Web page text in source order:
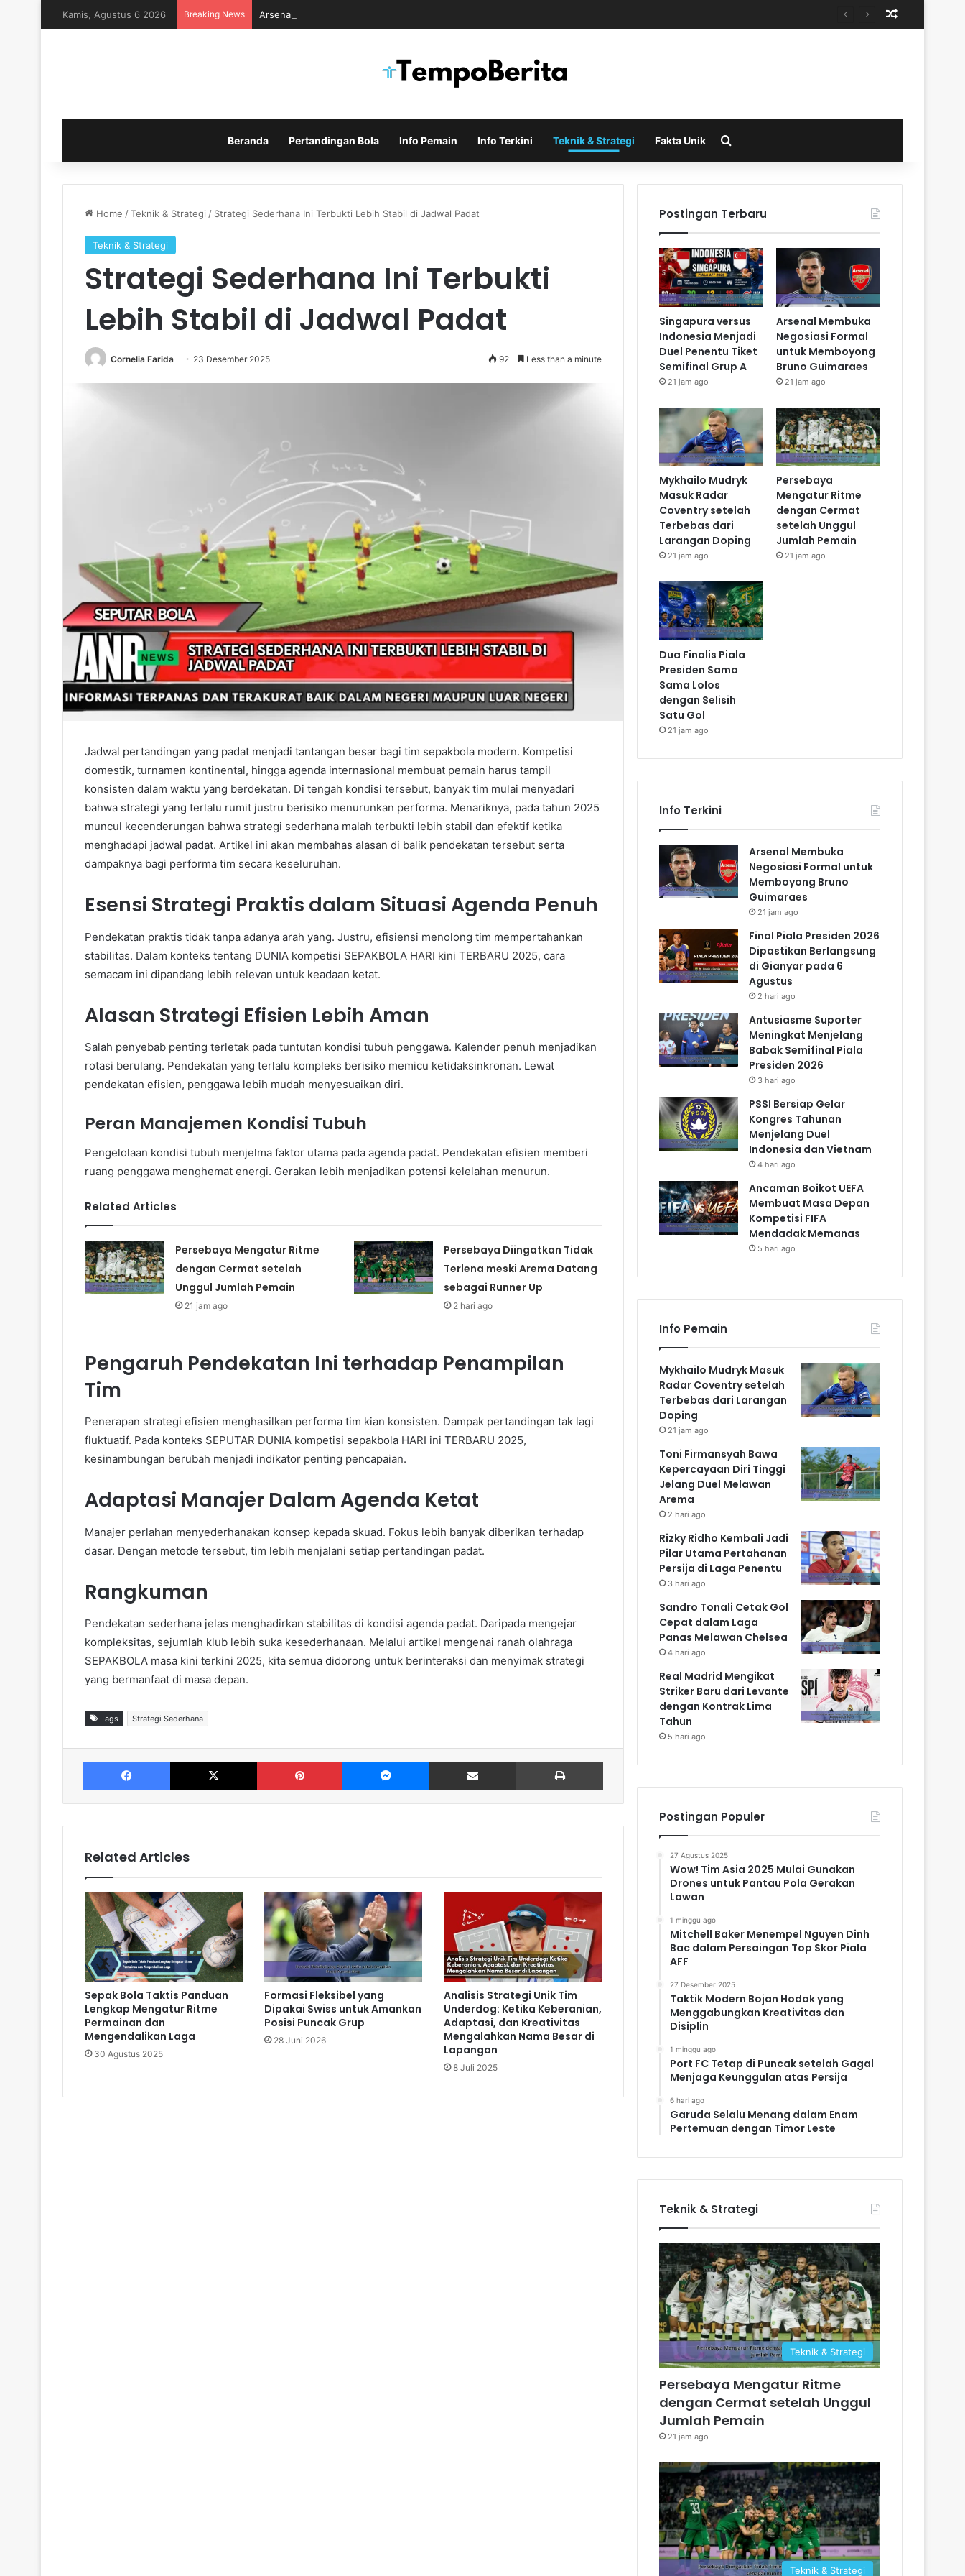
Kamis, Agustus 6 2026 Breaking News Arsenal Membuka Negosiasi Formal untuk Memboyong Bruno Guimaraes
Beranda Pertandingan Bola Info Pemain Info Terkini Teknik & Strategi Fakta Unik
Home /Teknik & Strategi / Strategi Sederhana Ini Terbukti Lebih Stabil di Jadwal Padat
Teknik & Strategi
Strategi Sederhana Ini Terbukti
Lebih Stabil di Jadwal Padat
Cornelia Farida 23 Desember 2025 92 Less than a minute
Jadwal pertandingan yang padat menjadi tantangan besar bagi tim sepakbola modern. Kompetisi
domestik, turnamen kontinental, hingga agenda internasional membuat pemain harus tampil
konsisten dalam waktu yang berdekatan. Di tengah kondisi tersebut, banyak tim mulai menyadari
bahwa strategi yang terlalu rumit justru berisiko menurunkan performa. Menariknya, pada tahun 2025
muncul kecenderungan bahwa strategi sederhana malah terbukti lebih stabil dan efektif ketika
menghadapi jadwal padat. Artikel ini akan membahas alasan di balik pendekatan tersebut serta
dampaknya bagi performa tim secara keseluruhan.
Esensi Strategi Praktis dalam Situasi Agenda Penuh
Pendekatan praktis tidak tanpa adanya arah yang. Justru, efisiensi menolong tim mempertahankan
stabilitas. Dalam konteks tentang DUNIA kompetisi SEPAKBOLA HARI kini TERBARU 2025, cara
semacam ini dipandang lebih relevan untuk keadaan ketat.
Alasan Strategi Efisien Lebih Aman
Salah penyebab penting terletak pada tuntutan kondisi tubuh penggawa. Kalender penuh menjadikan
rotasi berulang. Pendekatan yang terlalu kompleks berisiko memicu ketidaksinkronan. Lewat
pendekatan efisien, penggawa lebih mudah menyesuaikan diri.
Peran Manajemen Kondisi Tubuh
Pengelolaan kondisi tubuh menjelma faktor utama pada agenda padat. Pendekatan efisien memberi
ruang penggawa menghemat energi. Gerakan lebih menjadikan potensi kelelahan menurun.
Related Articles
Persebaya Mengatur Ritme
dengan Cermat setelah
Unggul Jumlah Pemain
21 jam ago
Persebaya Diingatkan Tidak
Terlena meski Arema Datang
sebagai Runner Up
2 hari ago
Pengaruh Pendekatan Ini terhadap Penampilan
Tim
Penerapan strategi efisien menghasilkan performa tim kian konsisten. Dampak pertandingan tak lagi
fluktuatif. Pada konteks SEPUTAR DUNIA kompetisi sepakbola HARI ini TERBARU 2025,
kesinambungan berubah menjadi indikator penting pencapaian.
Adaptasi Manajer Dalam Agenda Ketat
Manajer perlahan menyederhanakan konsep kepada skuad. Fokus lebih banyak diberikan terhadap
dasar. Dengan metode tersebut, tim lebih menjalani setiap pertandingan padat.
Rangkuman
Pendekatan sederhana jelas menghadirkan stabilitas di kondisi agenda padat. Daripada mengejar
kompleksitas, sejumlah klub lebih suka kesederhanaan. Melalui artikel mengenai ranah olahraga
SEPAKBOLA masa kini terkini 2025, kita semua didorong untuk berinteraksi dan menyimak strategi
yang bermanfaat di masa depan.
Tags Strategi Sederhana
Facebook X Pinterest Messenger Share via Email
Related Articles
Sepak Bola Taktis Panduan
Lengkap Mengatur Ritme
Permainan dan
Mengendalikan Laga
30 Agustus 2025
Formasi Fleksibel yang
Dipakai Swiss untuk Amankan
Posisi Puncak Grup
28 Juni 2026
Analisis Strategi Unik Tim
Underdog: Ketika Keberanian,
Adaptasi, dan Kreativitas
Mengalahkan Nama Besar di
Lapangan
8 Juli 2025
Postingan Terbaru
Singapura versus
Indonesia Menjadi
Duel Penentu Tiket
Semifinal Grup A
21 jam ago
Arsenal Membuka
Negosiasi Formal
untuk Memboyong
Bruno Guimaraes
21 jam ago
Mykhailo Mudryk
Masuk Radar
Coventry setelah
Terbebas dari
Larangan Doping
21 jam ago
Persebaya
Mengatur Ritme
dengan Cermat
setelah Unggul
Jumlah Pemain
21 jam ago
Dua Finalis Piala
Presiden Sama
Sama Lolos
dengan Selisih
Satu Gol
21 jam ago
Info Terkini
Arsenal Membuka
Negosiasi Formal untuk
Memboyong Bruno
Guimaraes
21 jam ago
Final Piala Presiden 2026
Dipastikan Berlangsung
di Gianyar pada 6
Agustus
2 hari ago
Antusiasme Suporter
Meningkat Menjelang
Babak Semifinal Piala
Presiden 2026
3 hari ago
PSSI Bersiap Gelar
Kongres Tahunan
Menjelang Duel
Indonesia dan Vietnam
4 hari ago
Ancaman Boikot UEFA
Membuat Masa Depan
Kompetisi FIFA
Mendadak Memanas
5 hari ago
Info Pemain
Mykhailo Mudryk Masuk
Radar Coventry setelah
Terbebas dari Larangan
Doping
21 jam ago
Toni Firmansyah Bawa
Kepercayaan Diri Tinggi
Jelang Duel Melawan
Arema
2 hari ago
Rizky Ridho Kembali Jadi
Pilar Utama Pertahanan
Persija di Laga Penentu
3 hari ago
Sandro Tonali Cetak Gol
Cepat dalam Laga
Panas Melawan Chelsea
4 hari ago
Real Madrid Mengikat
Striker Baru dari Levante
dengan Kontrak Lima
Tahun
5 hari ago
Postingan Populer
27 Agustus 2025
Wow! Tim Asia 2025 Mulai Gunakan
Drones untuk Pantau Pola Gerakan
Lawan
1 minggu ago
Mitchell Baker Menempel Nguyen Dinh
Bac dalam Persaingan Top Skor Piala
AFF
27 Desember 2025
Taktik Modern Bojan Hodak yang
Menggabungkan Kreativitas dan
Disiplin
1 minggu ago
Port FC Tetap di Puncak setelah Gagal
Menjaga Keunggulan atas Persija
6 hari ago
Garuda Selalu Menang dalam Enam
Pertemuan dengan Timor Leste
Teknik & Strategi
Teknik & Strategi
Persebaya Mengatur Ritme
dengan Cermat setelah Unggul
Jumlah Pemain
21 jam ago
Teknik & Strategi